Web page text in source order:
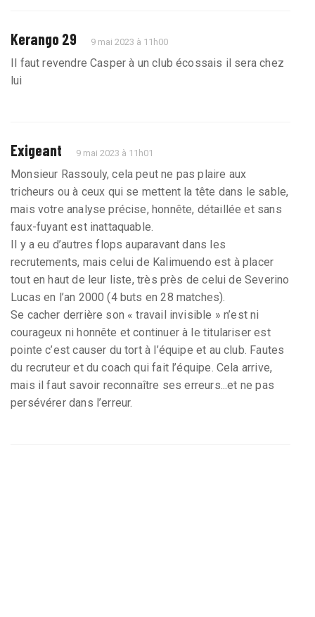
Kerango 29 9 mai 2023 à 11h00
Il faut revendre Casper à un club écossais il sera chez
lui
Exigeant 9 mai 2023 à 11h01
Monsieur Rassouly, cela peut ne pas plaire aux
tricheurs ou à ceux qui se mettent la tête dans le sable,
mais votre analyse précise, honnête, détaillée et sans
faux-fuyant est inattaquable.
Il y a eu d’autres flops auparavant dans les
recrutements, mais celui de Kalimuendo est à placer
tout en haut de leur liste, très près de celui de Severino
Lucas en l’an 2000 (4 buts en 28 matches).
Se cacher derrière son « travail invisible » n’est ni
courageux ni honnête et continuer à le titulariser est
pointe c’est causer du tort à l’équipe et au club. Fautes
du recruteur et du coach qui fait l’équipe. Cela arrive,
mais il faut savoir reconnaître ses erreurs...et ne pas
persévérer dans l’erreur.